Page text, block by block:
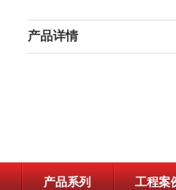
产品详情
产品系列 工程案